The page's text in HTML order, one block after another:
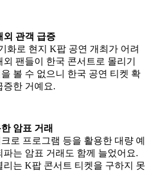
관객 급증
화로 현지 K팝 공연 개최가 어려
팬들이 한국 콘서트로 몰리기
볼 수 없으니 한국 공연 티켓 확
증한 거예요.
암표 거래
로 프로그램 등을 활용한 대량 예
는 암표 거래도 함께 늘었어요.
는 K팝 콘서트 티켓을 구하지 못